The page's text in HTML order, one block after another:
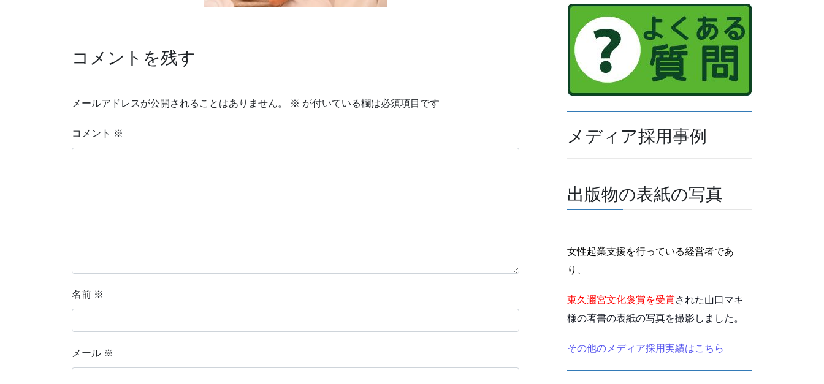
コメントを残す
メールアドレスが公開されることはありません。 ※ が付いている欄は必須項目です
コメント ※
名前 ※
メール ※
メディア採用事例
出版物の表紙の写真
女性起業支援を行っている経営者であ
り、
東久邇宮文化褒賞を受賞された山口マキ
様の著書の表紙の写真を撮影しました。
その他のメディア採用実績はこちら